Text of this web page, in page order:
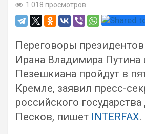
1 018 просмотров
Переговоры
Ирана Владимира Путина
Пезешкиана пройдут в
Кремле, заявил пресс-
российского
Песков, пишет INTERFAX.